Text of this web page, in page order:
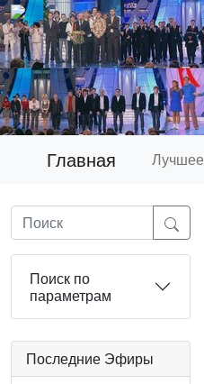
Главная Лучшее
Поиск по
параметрам
Последние Эфиры